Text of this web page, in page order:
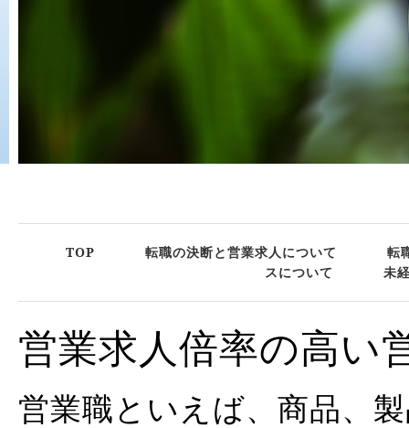
TOP 転職の決断と営業求人について
転
スについて
未
営業求人倍率の高い
営業職といえば、商品、